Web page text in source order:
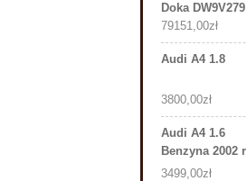
Doka DW9V279
79151,00zł
Audi A4 1.8
3800,00zł
Audi A4 1.6
Benzyna 2002 r
3499,00zł